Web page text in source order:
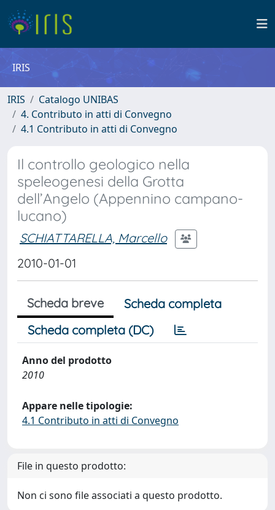
IRIS
IRIS
Catalogo UNIBAS
4. Contributo in atti di Convegno
4.1 Contributo in atti di Convegno
Il controllo geologico nella
speleogenesi della Grotta
dell’Angelo (Appennino campano-
lucano)
SCHIATTARELLA, Marcello
2010-01-01
Scheda breve
Scheda completa
Scheda completa (DC)
Anno del prodotto
2010
Appare nelle tipologie:
4.1 Contributo in atti di Convegno
File in questo prodotto:
Non ci sono file associati a questo prodotto.